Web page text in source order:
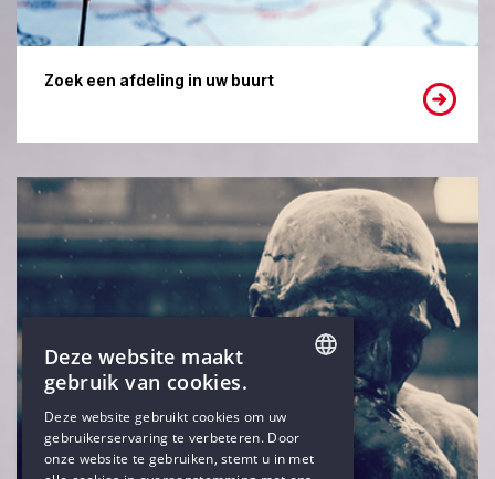
Zoek een afdeling in uw buurt
DUTCH
Deze website maakt
gebruik van cookies.
Deze website gebruikt cookies om uw
gebruikerservaring te verbeteren. Door
onze website te gebruiken, stemt u in met